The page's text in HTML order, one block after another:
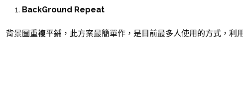
BackGround Repeat
背景圖重複平鋪，此方案最簡單作，是目前最多人使用的方式，利